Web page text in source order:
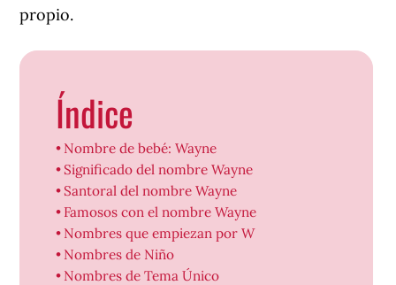
propio.
Índice
Nombre de bebé: Wayne
Significado del nombre Wayne
Santoral del nombre Wayne
Famosos con el nombre Wayne
Nombres que empiezan por W
Nombres de Niño
Nombres de Tema Único